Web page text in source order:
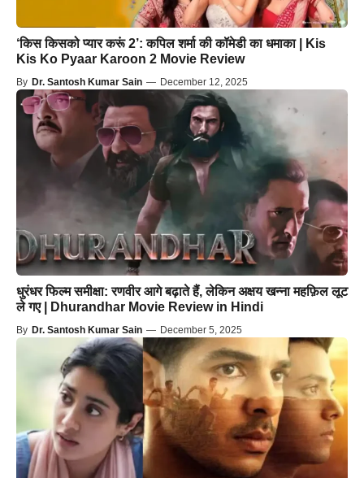
‘किस किसको प्यार करूं 2’: कपिल शर्मा की कॉमेडी का धमाका | Kis
Kis Ko Pyaar Karoon 2 Movie Review
By Dr. Santosh Kumar Sain — December 12, 2025
धुरंधर फिल्म समीक्षा: रणवीर आगे बढ़ाते हैं, लेकिन अक्षय खन्ना महफ़िल लूट
ले गए | Dhurandhar Movie Review in Hindi
By Dr. Santosh Kumar Sain — December 5, 2025